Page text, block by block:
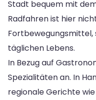
Stadt bequem mit
Radfahren ist hier
Fortbewegungsmittel,
täglichen Lebens.
In Bezug auf
Spezialitäten an. In
regionale Gerichte wie